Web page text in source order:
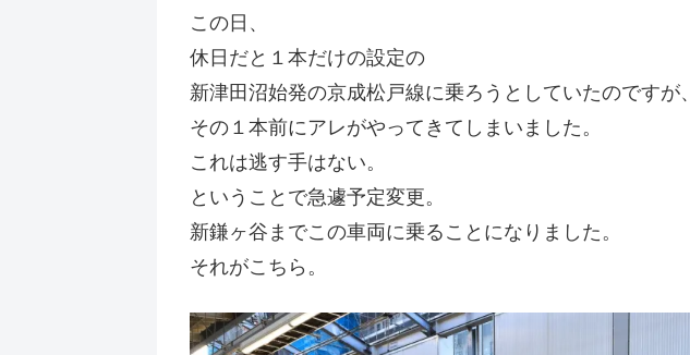
この日、
休日だと１本だけの設定の
新津田沼始発の京成松戸線に乗ろうとしていたのですが、
その１本前にアレがやってきてしまいました。
これは逃す手はない。
ということで急遽予定変更。
新鎌ヶ谷までこの車両に乗ることになりました。
それがこちら。